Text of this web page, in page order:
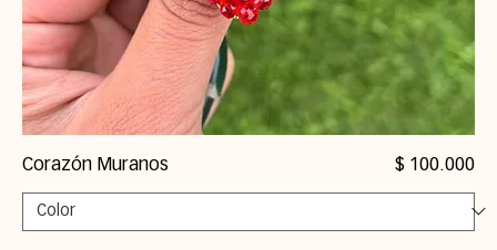
Corazón Muranos Precio
$ 100.000